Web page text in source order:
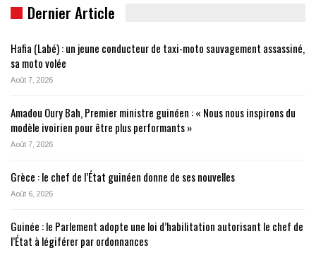
Dernier Article
Hafia (Labé) : un jeune conducteur de taxi-moto sauvagement assassiné,
sa moto volée
Août 7, 2026
Amadou Oury Bah, Premier ministre guinéen : « Nous nous inspirons du
modèle ivoirien pour être plus performants »
Août 7, 2026
Grèce : le chef de l’État guinéen donne de ses nouvelles
Août 6, 2026
Guinée : le Parlement adopte une loi d’habilitation autorisant le chef de
l’État à légiférer par ordonnances